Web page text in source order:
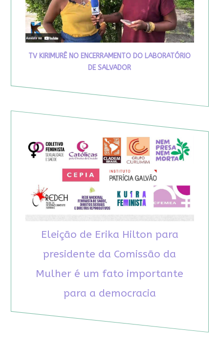
TV KIRIMURÊ NO ENCERRAMENTO DO LABORATÓRIO
DE SALVADOR
Eleição de Erika Hilton para
presidente da Comissão da
Mulher é um fato importante
para a democracia